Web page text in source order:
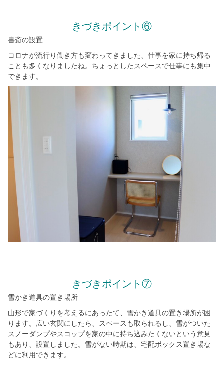
きづきポイント⑥
書斎の設置
コロナが流行り働き方も変わってきました、仕事を家に持ち帰る
ことも多くなりましたね。ちょっとしたスペースで仕事にも集中
できます。
きづきポイント⑦
雪かき道具の置き場所
山形で家づくりを考えるにあったて、雪かき道具の置き場所が困
ります。広い玄関にしたら、スペースも取られるし、雪がついた
スノーダンプやスコップを家の中に持ち込みたくないという意見
もあり、設置しました。雪がない時期は、宅配ボックス置き場な
どに利用できます。